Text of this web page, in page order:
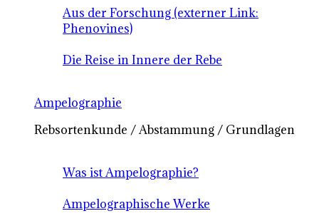
Aus der Forschung (externer Link:
Phenovines)
Die Reise in Innere der Rebe
Ampelographie
Rebsortenkunde / Abstammung / Grundlagen
Was ist Ampelographie?
Ampelographische Werke